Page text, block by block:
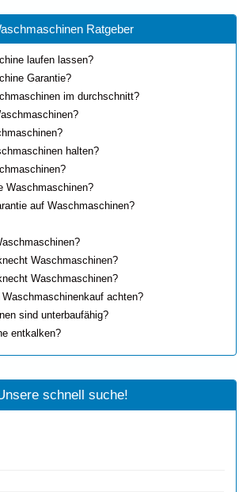
Ratgeber
laufen lassen?
Garantie?
im durchschnitt?
halten?
Waschmaschinen?
auf Waschmaschinen?
Waschmaschinen?
Waschmaschinen?
achten?
sind unterbaufähig?
entkalken?
schnell suche!